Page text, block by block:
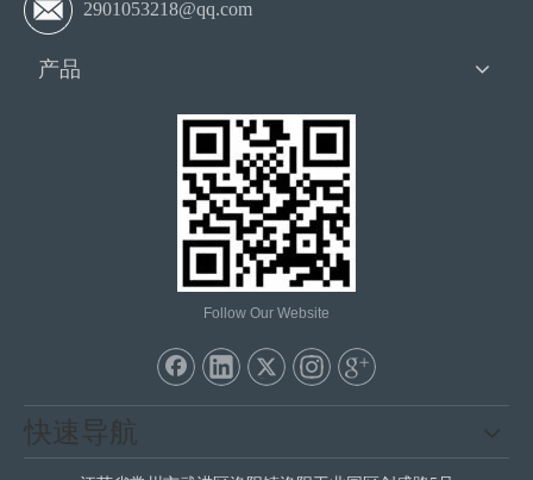
2901053218@qq.com
产品
Follow Our Website
快速导航